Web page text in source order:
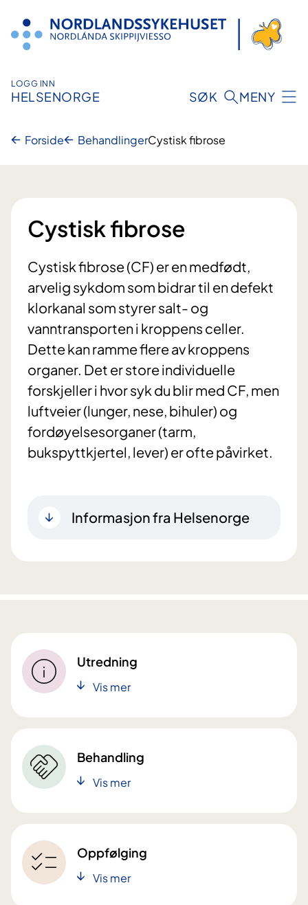
innhold
LOGG INN
HELSENORGE SØK MENY
Forside BehandlingerCystisk fibrose
Cystisk fibrose
Cystisk fibrose (CF) er en medfødt,
arvelig sykdom som bidrar til en defekt
klorkanal som styrer salt- og
vanntransporten i kroppens celler.
Dette kan ramme flere av kroppens
organer. Det er store individuelle
forskjeller i hvor syk du blir med CF, men
luftveier (lunger, nese, bihuler) og
fordøyelsesorganer (tarm,
bukspyttkjertel, lever) er ofte påvirket.
Informasjon fra Helsenorge
Utredning
Vis mer
Behandling
Vis mer
Oppfølging
Vis mer